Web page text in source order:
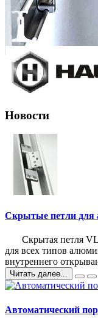
Новости
Скрытые петли для
Скрытая петля VL
для всех типов
внутреннего
Читать далее...
Автоматический